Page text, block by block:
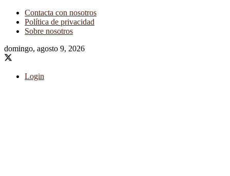
Contacta con nosotros
Política de privacidad
Sobre nosotros
domingo, agosto 9, 2026
Login